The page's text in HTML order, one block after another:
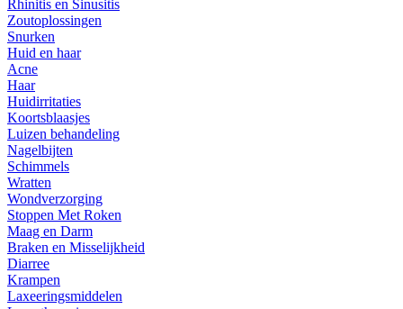
Rhinitis en Sinusitis
Zoutoplossingen
Snurken
Huid en haar
Acne
Haar
Huidirritaties
Koortsblaasjes
Luizen behandeling
Nagelbijten
Schimmels
Wratten
Wondverzorging
Stoppen Met Roken
Maag en Darm
Braken en Misselijkheid
Diarree
Krampen
Laxeeringsmiddelen